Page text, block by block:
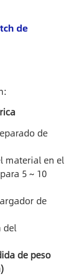
de
de
material en el
5 ~ 10
de
del
de peso